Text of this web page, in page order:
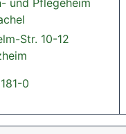
und Pflegeheim
Str. 10-12
0